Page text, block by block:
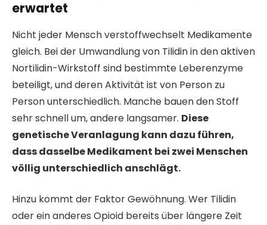
erwartet
Nicht jeder Mensch verstoffwechselt Medikamente
gleich. Bei der Umwandlung von Tilidin in den aktiven
Nortilidin-Wirkstoff sind bestimmte Leberenzyme
beteiligt, und deren Aktivität ist von Person zu
Person unterschiedlich. Manche bauen den Stoff
sehr schnell um, andere langsamer. Diese
genetische Veranlagung kann dazu führen,
dass dasselbe Medikament bei zwei Menschen
völlig unterschiedlich anschlägt.
Hinzu kommt der Faktor Gewöhnung. Wer Tilidin
oder ein anderes Opioid bereits über längere Zeit